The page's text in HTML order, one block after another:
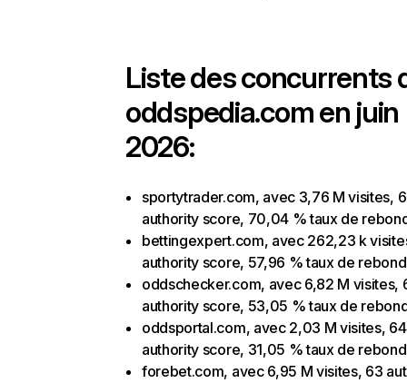
Liste des concurrents
oddspedia.com en juin
2026:
sportytrader.com, avec 3,76 M visites,
authority score, 70,04 % taux de
bettingexpert.com, avec 262,23 k
authority score, 57,96 % taux de rebond
oddschecker.com, avec 6,82 M visites,
authority score, 53,05 % taux de
oddsportal.com, avec 2,03 M visites, 64
authority score, 31,05 % taux de rebond
forebet.com, avec 6,95 M visites, 63